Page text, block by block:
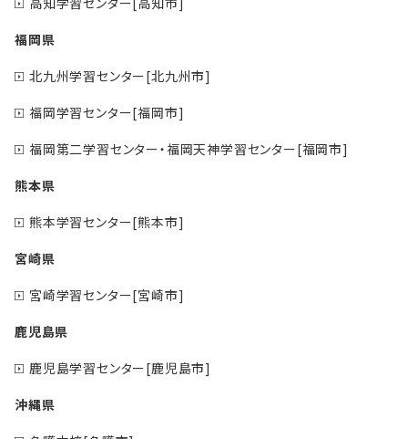
福岡県
北九州学習センター[北九州市]
福岡学習センター[福岡市]
福岡第二学習センター・福岡天神学習センター[福岡市]
熊本県
熊本学習センター[熊本市]
宮崎県
宮崎学習センター[宮崎市]
鹿児島県
鹿児島学習センター[鹿児島市]
沖縄県